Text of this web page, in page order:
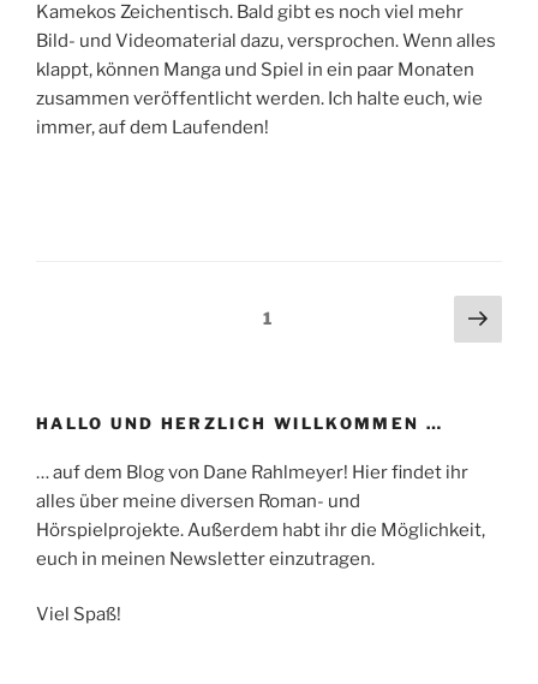
Kamekos Zeichentisch. Bald gibt es noch viel mehr
Bild- und Videomaterial dazu, versprochen. Wenn alles
klappt, können Manga und Spiel in ein paar Monaten
zusammen veröffentlicht werden. Ich halte euch, wie
immer, auf dem Laufenden!
Seite1
HALLO UND HERZLICH WILLKOMMEN …
… auf dem Blog von Dane Rahlmeyer! Hier findet ihr
alles über meine diversen Roman- und
Hörspielprojekte. Außerdem habt ihr die Möglichkeit,
euch in meinen Newsletter einzutragen.
Viel Spaß!